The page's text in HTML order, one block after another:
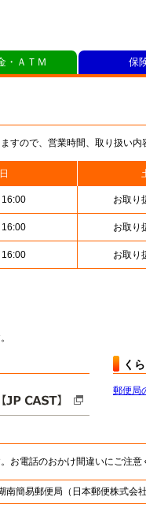
ので、営業時間、取り扱い内
お取り
お取り
お取り
く
郵便局
電話のおかけ間違いにご注意
南簡易郵便局 （日本郵便株式会社
・ＡＴＭ 保